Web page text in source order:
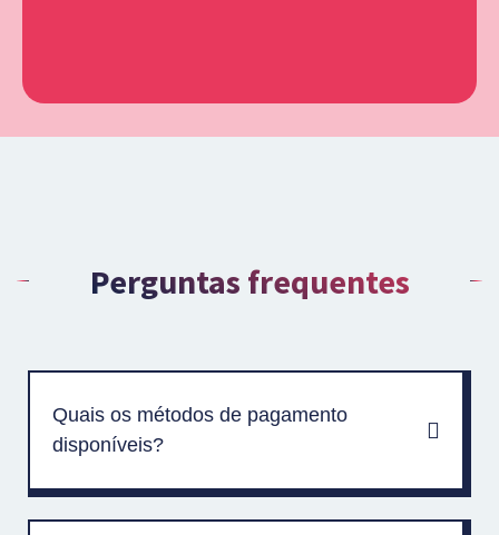
Perguntas frequentes
Quais os métodos de pagamento
disponíveis?